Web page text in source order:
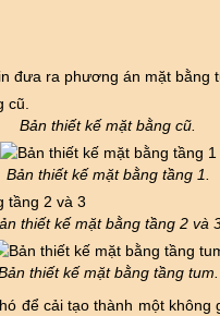
đưa ra phương án mặt bằng
Bản thiết kế mặt bằng cũ.
Bản thiết kế mặt bằng tầng 1.
thiết kế mặt bằng tầng 2 và
thiết kế mặt bằng tầng tum.
để cải tạo thành một